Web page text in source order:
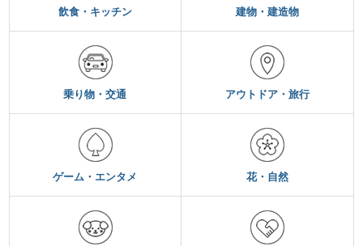
飲食・キッチン 建物・建造物
乗り物・交通 アウトドア・旅行
ゲーム・エンタメ 花・自然